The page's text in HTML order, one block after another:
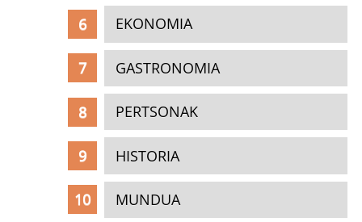
EKONOMIA
GASTRONOMIA
PERTSONAK
HISTORIA
MUNDUA